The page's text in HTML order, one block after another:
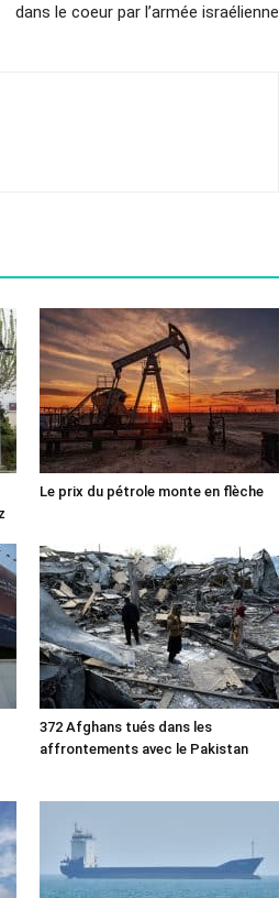
dans le coeur par l’armée israélienne
Le prix du pétrole monte en flèche
372 Afghans tués dans les
affrontements avec le Pakistan